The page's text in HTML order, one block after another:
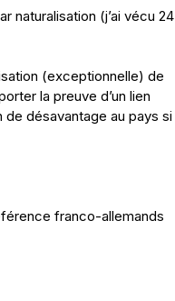
naturalisation (j’ai vécu 24
(exceptionnelle) de
la preuve d’un lien
de désavantage au pays si
franco-allemands